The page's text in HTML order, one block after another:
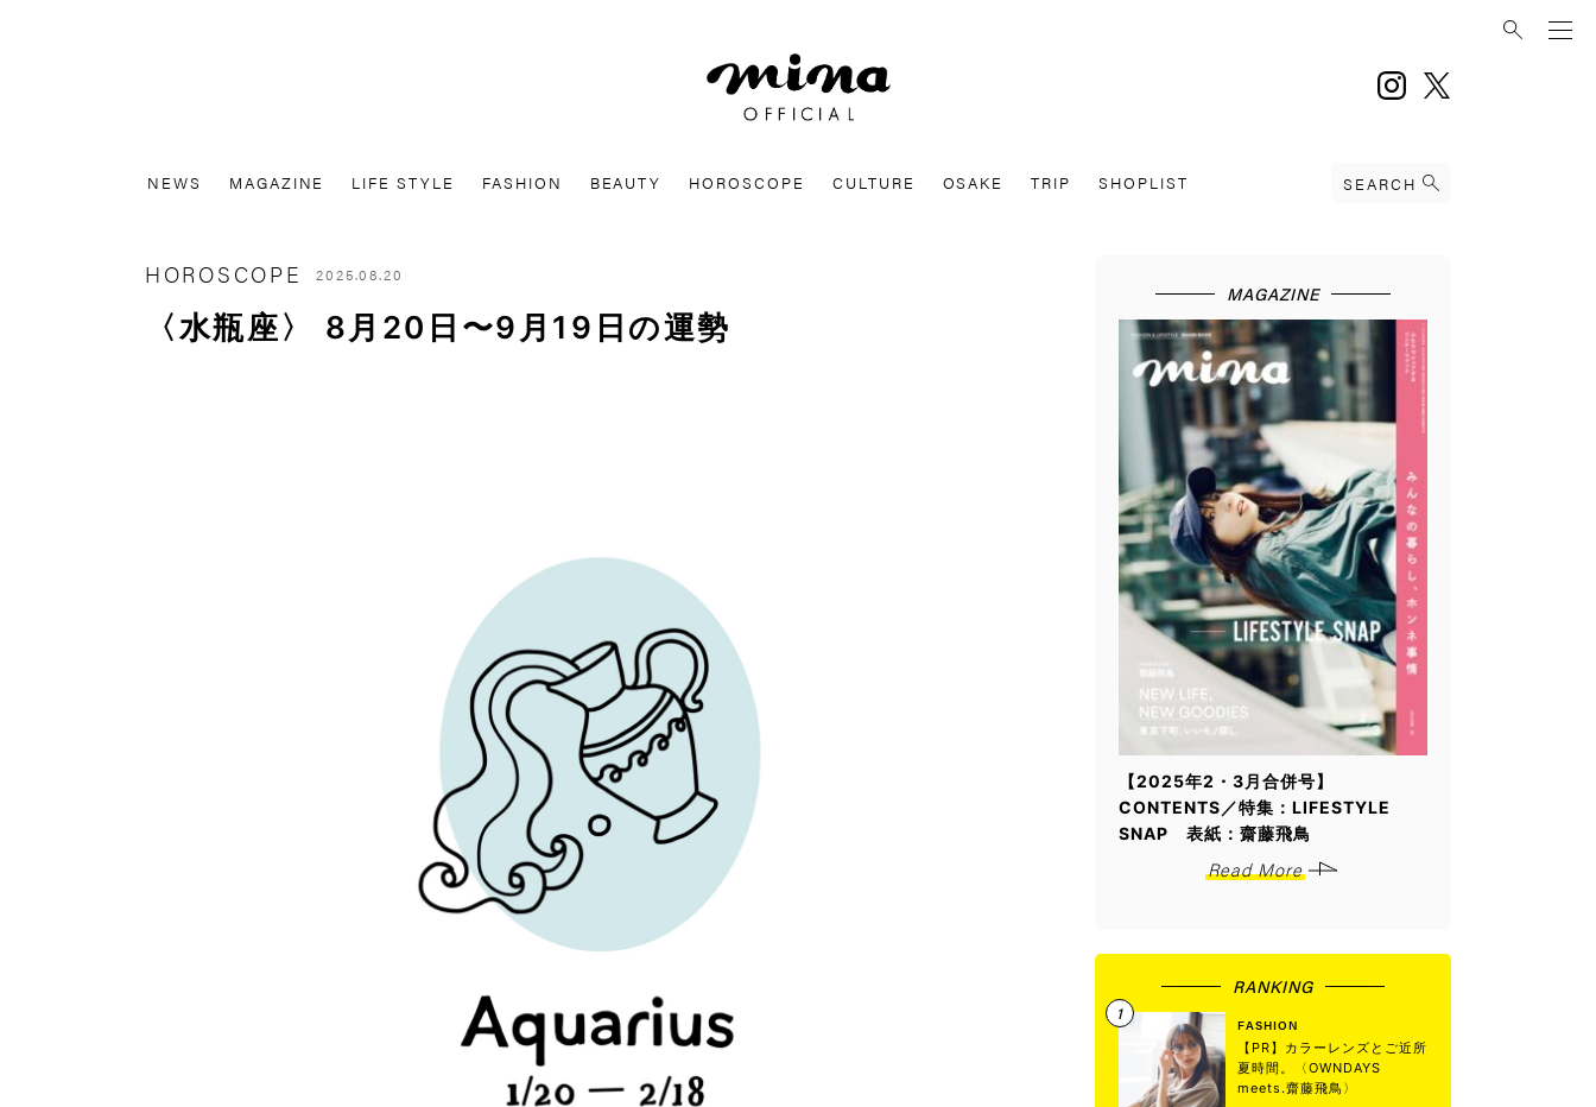
instagram
NEWS MAGAZINE LIFE STYLE FASHION BEAUTY HOROSCOPE CULTURE OSAKE TRIP SHOPLIST SEARCH
HOROSCOPE 2025.08.20
〈水瓶座〉 8月20日〜9月19日の運勢
MAGAZINE
【2025年2・3月合併号】
CONTENTS／特集：LIFESTYLE
SNAP 表紙：齋藤飛鳥
Read More
RANKING
FASHION
【PR】カラーレンズとご近所
夏時間。〈OWNDAYS
meets.齋藤飛鳥〉